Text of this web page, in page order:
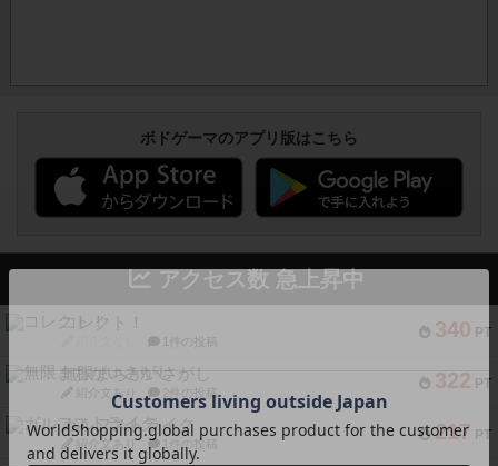
ボドゲーマのアプリ版はこちら
アクセス数 急上昇中
340 PT
コレクト！
1件の投稿
322 PT
無限まちがいさがし
紹介文あり 2件の投稿
217 PT
ガルフストライク
紹介文あり 1件の投稿